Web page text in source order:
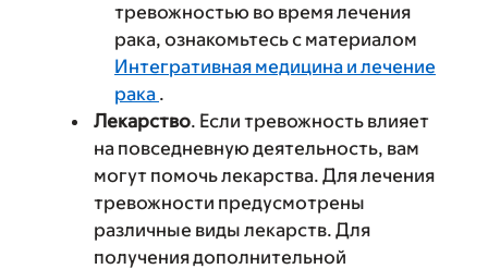
тревожностью во время лечения
рака, ознакомьтесь с материалом
Интегративная медицина и лечение
рака .
Лекарство. Если тревожность влияет
на повседневную деятельность, вам
могут помочь лекарства. Для лечения
тревожности предусмотрены
различные виды лекарств. Для
получения дополнительной